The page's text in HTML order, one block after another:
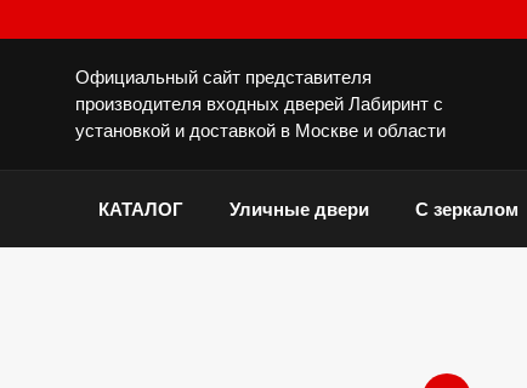
Официальный сайт представителя
производителя входных дверей Лабиринт с
установкой и доставкой в Москве и области
КАТАЛОГ Уличные двери С зеркалом